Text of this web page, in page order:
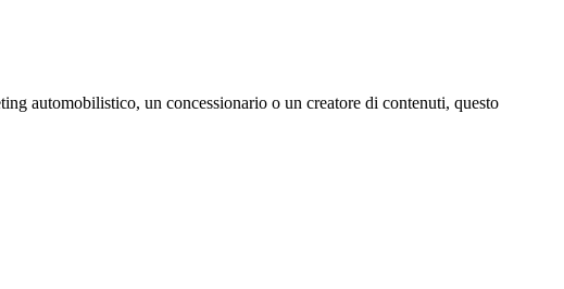
automobilistico, un concessionario o un creatore di contenuti, questo